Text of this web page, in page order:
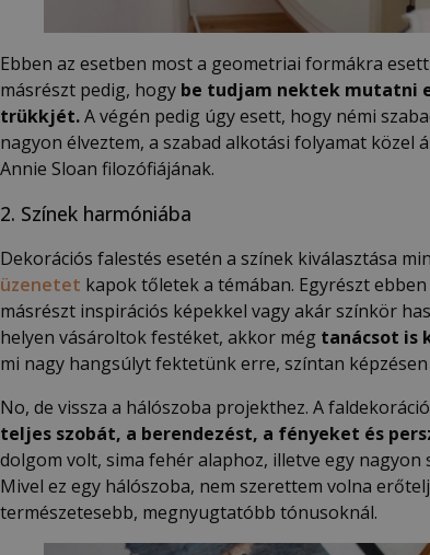
Ebben az esetben most a geometriai formákra
másrészt pedig, hogy be tudjam nektek mutatni
trükkjét.A végén pedig úgy esett, hogy némi
nagyon élveztem, a szabad alkotási folyamat közel
Annie Sloan filozófiájának.
2. Színek harmóniába
Dekorációs falestés esetén a színek kiválasztása
üzenetet kapok tőletek a témában. Egyrészt
másrészt inspirációs képekkel vagy akár színkör
helyen vásároltok festéket, akkor még tanácsot is
mi nagy hangsúlyt fektetünk erre, színtan
No, de vissza a hálószoba projekthez. A
teljes szobát, a berendezést, a fényeket és
dolgom volt, sima fehér alaphoz, illetve egy
Mivel ez egy hálószoba, nem szerettem volna
természetesebb, megnyugtatóbb tónusoknál.